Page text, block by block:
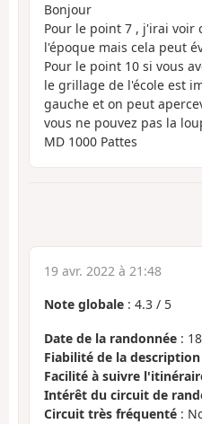
Bonjour
Pour le point 7 , j'irai voir
l'époque mais cela peut
Pour le point 10 si vous
le grillage de l'école est
gauche et on peut
vous ne pouvez pas la
MD 1000 Pattes
19 avr. 2022 à 21:48
Note globale : 4.3 / 5
Date de la randonnée :
Fiabilité de la description
Facilité à suivre
Intérêt du circuit de
Circuit très fréquenté :